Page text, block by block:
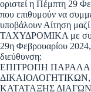
οριστεί η Πέμπτη 29
που επιθυμούν να
υποβάλουν Αίτηση
ΤΑΧΥΔΡΟΜΙΚΑ με
29η Φεβρουαρίου
διεύθυνση:
ΕΠΙΤΡΟΠΗ
ΚΑΤΑΤΑΞΗΣ